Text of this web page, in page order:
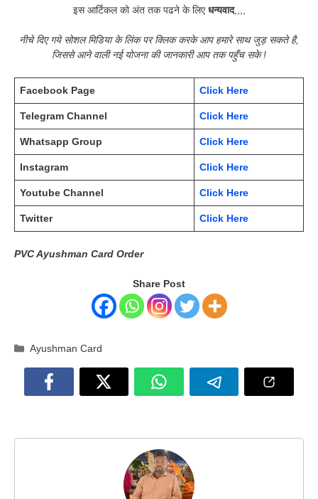
इस आर्टिकल को अंत तक पढने के लिएधन्यवाद,,,,
नीचे दिए गये सोशल मिडिया के लिंक पर क्लिक करके आप हमारे साथ जुड़ सकते है,
जिससे आने वाली नई योजना की जानकारी आप तक पहुँच सके !
Facebook Page Click Here
Telegram Channel Click Here
Whatsapp Group Click Here
Instagram Click Here
Youtube Channel Click Here
Twitter Click Here
PVC Ayushman Card Order
Share Post
Categories
Ayushman Card